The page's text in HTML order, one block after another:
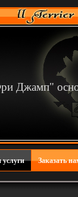
Джамп"
Заказать